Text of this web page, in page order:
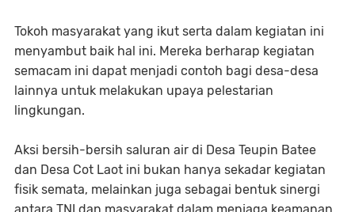
Tokoh masyarakat yang ikut serta dalam kegiatan ini
menyambut baik hal ini. Mereka berharap kegiatan
semacam ini dapat menjadi contoh bagi desa-desa
lainnya untuk melakukan upaya pelestarian
lingkungan.
Aksi bersih-bersih saluran air di Desa Teupin Batee
dan Desa Cot Laot ini bukan hanya sekadar kegiatan
fisik semata, melainkan juga sebagai bentuk sinergi